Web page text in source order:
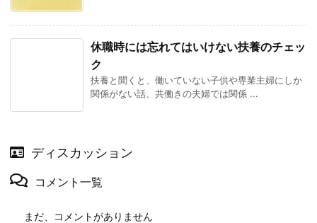
休職時には忘れてはいけない扶養のチェッ
ク
扶養と聞くと、働いていない子供や専業主婦にしか
関係がない話、共働きの夫婦では関係 ...
ディスカッション
コメント一覧
まだ、コメントがありません